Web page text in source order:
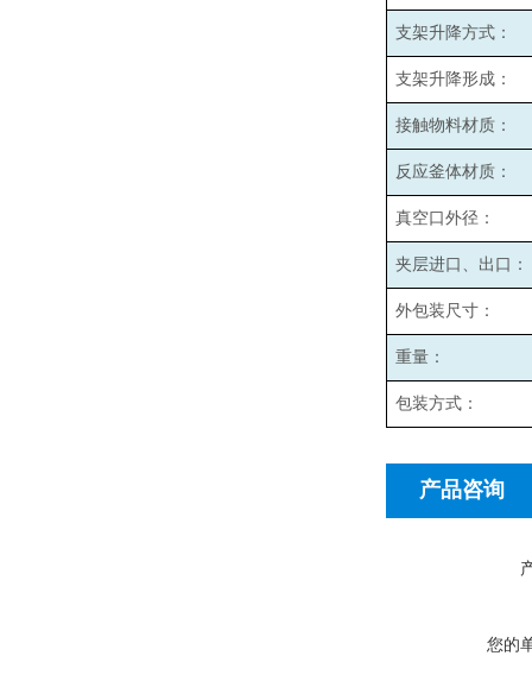
支架升降方式：
支架升降形成：
接触物料材质：
反应釜体材质：
真空口外径：
夹层进口、出口：
外包装尺寸：
重量：
包装方式：
产品咨询
您的